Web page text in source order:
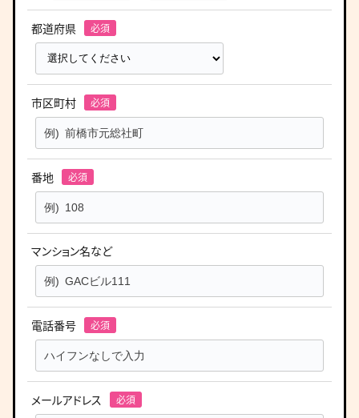
都道府県
市区町村
番地
マンション名など
電話番号
メールアドレス